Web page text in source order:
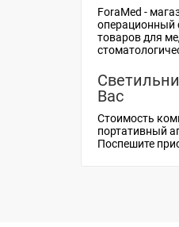
ForaMed -
операционный
товаров для
Вас
Стоимость
портативный
Поспешите